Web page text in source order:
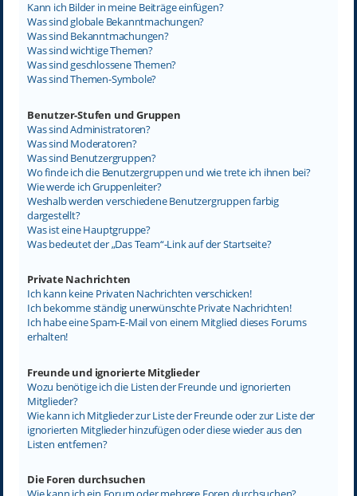
Kann ich Bilder in meine Beiträge einfügen?
Was sind globale Bekanntmachungen?
Was sind Bekanntmachungen?
Was sind wichtige Themen?
Was sind geschlossene Themen?
Was sind Themen-Symbole?
Benutzer-Stufen und Gruppen
Was sind Administratoren?
Was sind Moderatoren?
Was sind Benutzergruppen?
Wo finde ich die Benutzergruppen und wie trete ich ihnen bei?
Wie werde ich Gruppenleiter?
Weshalb werden verschiedene Benutzergruppen farbig
dargestellt?
Was ist eine Hauptgruppe?
Was bedeutet der „Das Team“-Link auf der Startseite?
Private Nachrichten
Ich kann keine Privaten Nachrichten verschicken!
Ich bekomme ständig unerwünschte Private Nachrichten!
Ich habe eine Spam-E-Mail von einem Mitglied dieses Forums
erhalten!
Freunde und ignorierte Mitglieder
Wozu benötige ich die Listen der Freunde und ignorierten
Mitglieder?
Wie kann ich Mitglieder zur Liste der Freunde oder zur Liste der
ignorierten Mitglieder hinzufügen oder diese wieder aus den
Listen entfernen?
Die Foren durchsuchen